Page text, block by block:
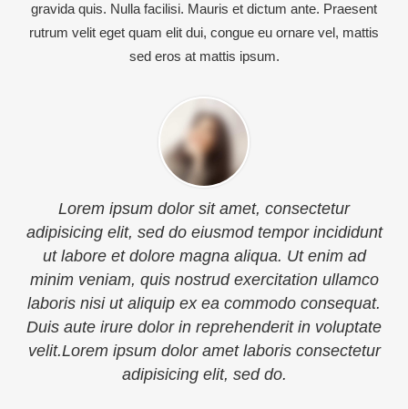
gravida quis. Nulla facilisi. Mauris et dictum ante. Praesent
rutrum velit eget quam elit dui, congue eu ornare vel, mattis
sed eros at mattis ipsum.
Lorem ipsum dolor sit amet, consectetur
adipisicing elit, sed do eiusmod tempor incididunt
ut labore et dolore magna aliqua. Ut enim ad
minim veniam, quis nostrud exercitation ullamco
laboris nisi ut aliquip ex ea commodo consequat.
Duis aute irure dolor in reprehenderit in voluptate
velit.Lorem ipsum dolor amet laboris consectetur
adipisicing elit, sed do.